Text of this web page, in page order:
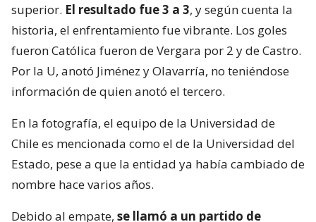
superior. El resultado fue 3 a 3, y según cuenta la
historia, el enfrentamiento fue vibrante. Los goles
fueron Católica fueron de Vergara por 2 y de Castro.
Por la U, anotó Jiménez y Olavarría, no teniéndose
información de quien anotó el tercero.
En la fotografía, el equipo de la Universidad de
Chile es mencionada como el de la Universidad del
Estado, pese a que la entidad ya había cambiado de
nombre hace varios años.
Debido al empate, se llamó a un partido de